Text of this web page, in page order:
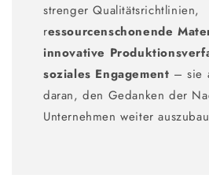
strenger Qualitätsrichtlinien,
ressourcenschonende
innovative
soziales Engagement – sie
daran, den Gedanken der
Unternehmen weiter